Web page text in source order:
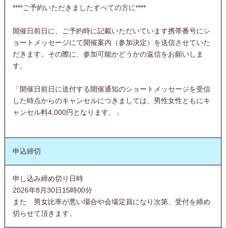
****ご予約いただきましたすべての方に****
開催日前日に、ご予約時に記載いただいています携帯番号にシ
ョートメッセージにて開催案内（参加決定）を送信させていた
だきます。その際に、参加可能かどうかの返信をお願いしま
す。
「開催日前日に送付する開催通知のショートメッセージを受信
した時点からのキャンセルにつきましては、男性女性ともにキ
ャンセル料4,000円となります。」
申込締切
申し込み締め切り日時
2026年8月30日15時00分
また 男女比率が悪い場合や会場定員になり次第、受付を締め
切らせて頂きます。